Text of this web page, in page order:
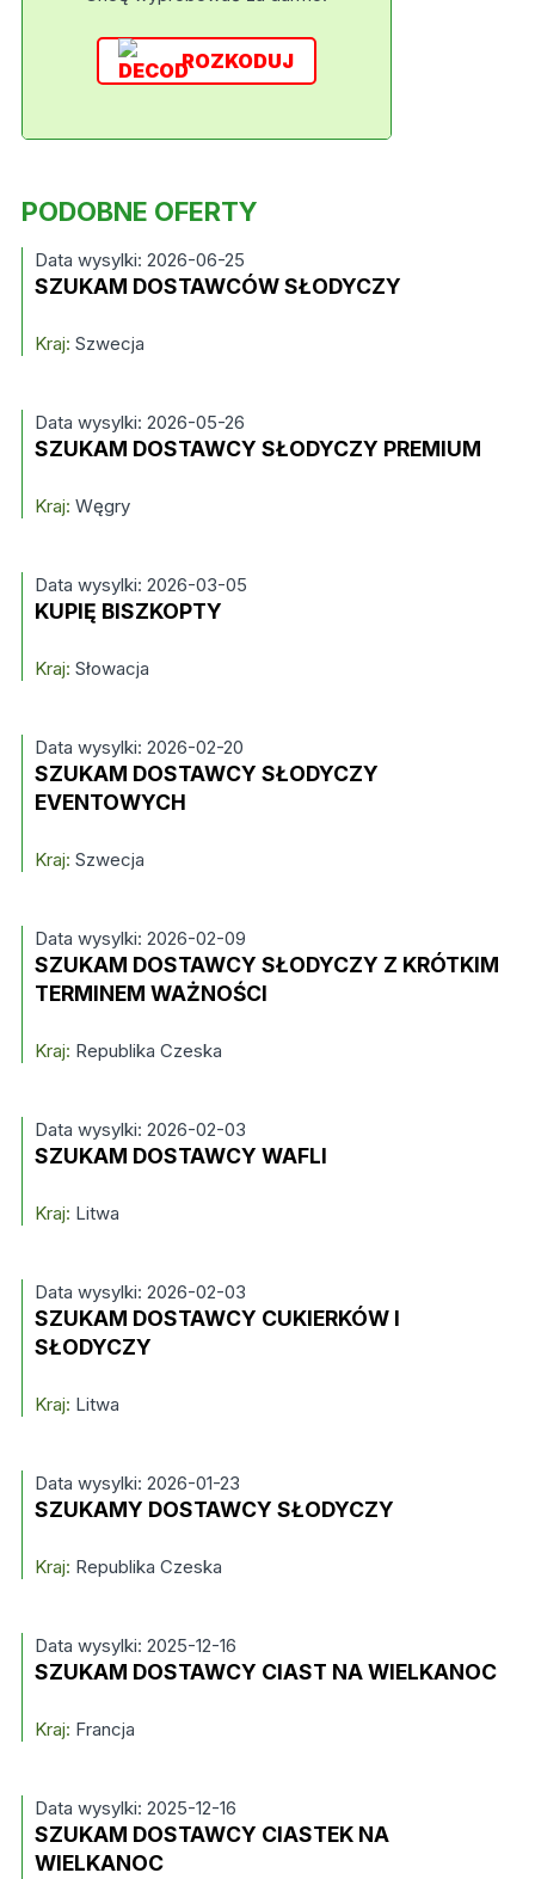
ROZKODUJ
PODOBNE OFERTY
Data wysylki: 2026-06-25
SZUKAM DOSTAWCÓW SŁODYCZY
Kraj: Szwecja
Data wysylki: 2026-05-26
SZUKAM DOSTAWCY SŁODYCZY PREMIUM
Kraj: Węgry
Data wysylki: 2026-03-05
KUPIĘ BISZKOPTY
Kraj: Słowacja
Data wysylki: 2026-02-20
SZUKAM DOSTAWCY SŁODYCZY
EVENTOWYCH
Kraj: Szwecja
Data wysylki: 2026-02-09
SZUKAM DOSTAWCY SŁODYCZY Z KRÓTKIM
TERMINEM WAŻNOŚCI
Kraj: Republika Czeska
Data wysylki: 2026-02-03
SZUKAM DOSTAWCY WAFLI
Kraj: Litwa
Data wysylki: 2026-02-03
SZUKAM DOSTAWCY CUKIERKÓW I
SŁODYCZY
Kraj: Litwa
Data wysylki: 2026-01-23
SZUKAMY DOSTAWCY SŁODYCZY
Kraj: Republika Czeska
Data wysylki: 2025-12-16
SZUKAM DOSTAWCY CIAST NA WIELKANOC
Kraj: Francja
Data wysylki: 2025-12-16
SZUKAM DOSTAWCY CIASTEK NA
WIELKANOC